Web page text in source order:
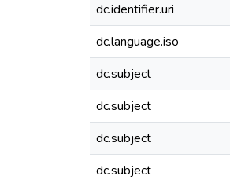
dc.identifier.uri
dc.language.iso
dc.subject
dc.subject
dc.subject
dc.subject